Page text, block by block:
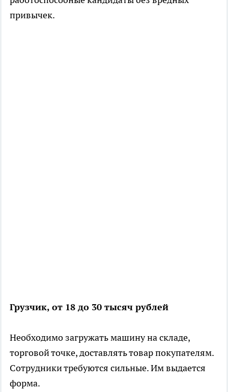
привычек.
Грузчик, от 18 до 30 тысяч рублей
Необходимо загружать машину на складе,
торговой точке, доставлять товар покупателям.
Сотрудники требуются сильные. Им выдается
форма.